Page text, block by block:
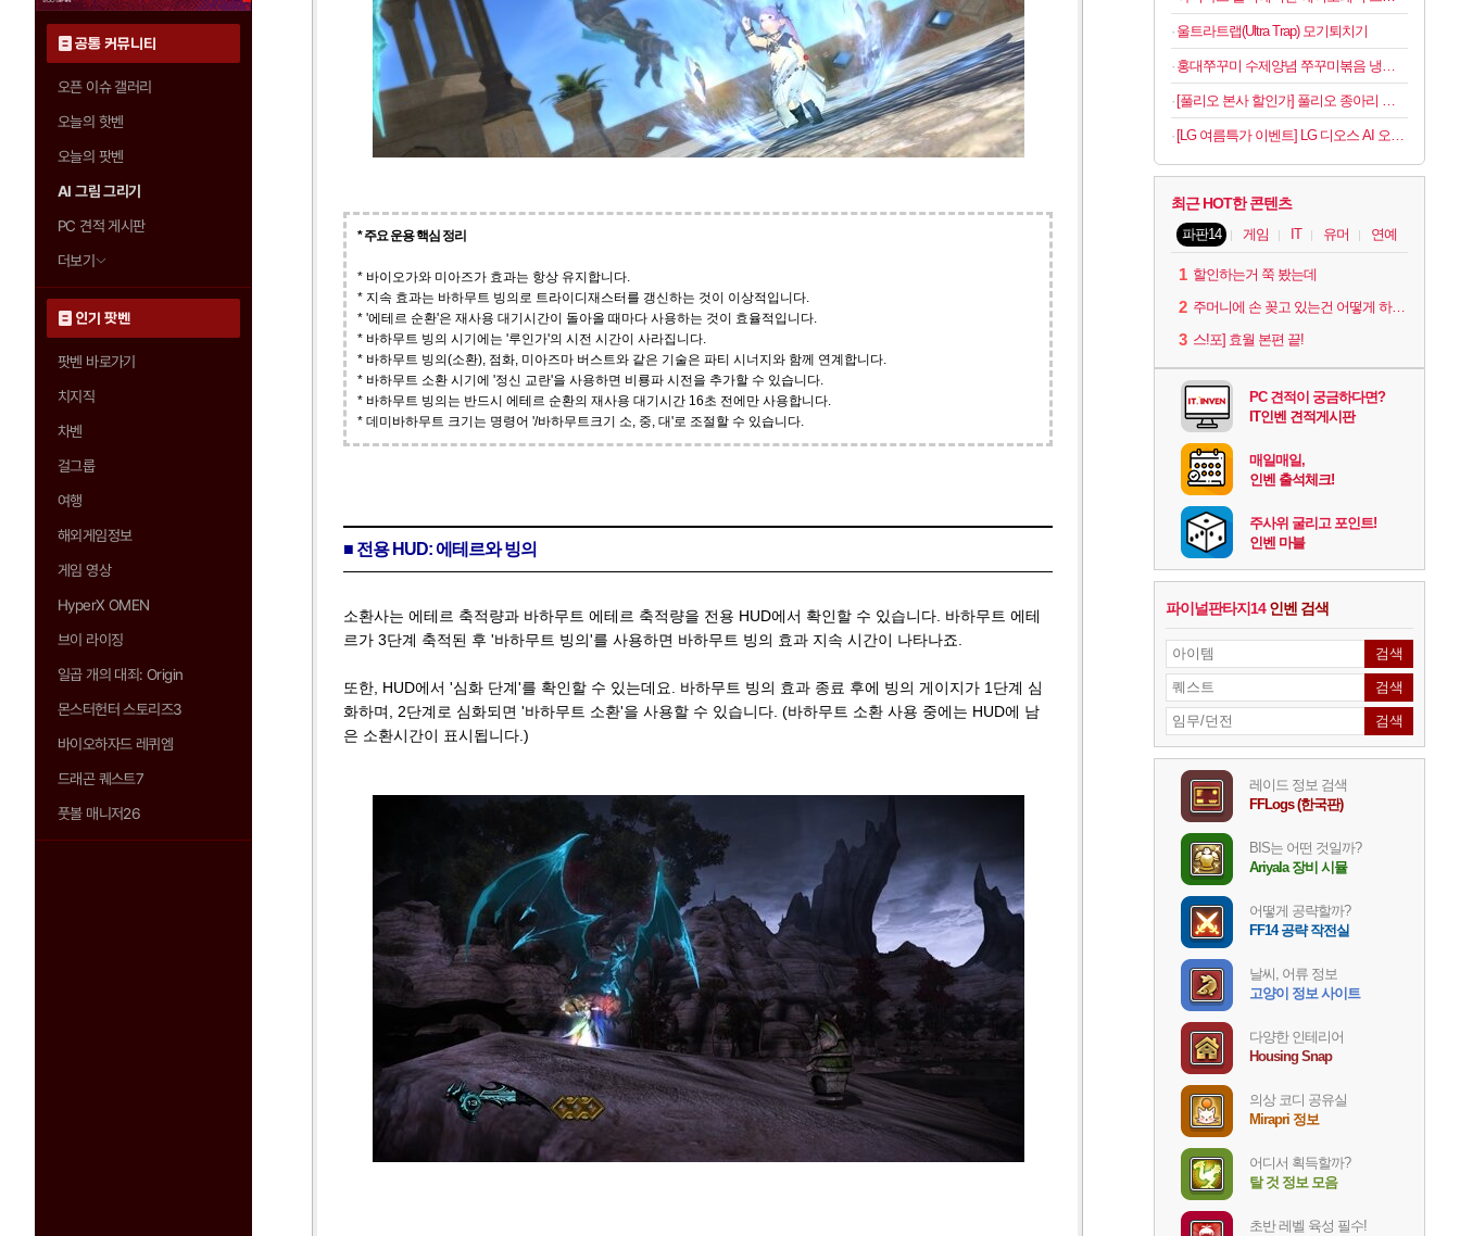
공통 커뮤니티
오픈 이슈 갤러리
오늘의 핫벤
오늘의 팟벤
AI 그림 그리기
PC 견적 게시판
더보기
인기 팟벤
팟벤 바로가기
치지직
차벤
걸그룹
여행
해외게임정보
게임 영상
HyperX OMEN
브이 라이징
일곱 개의 대죄: Origin
몬스터헌터 스토리즈3
바이오하자드 레퀴엠
드래곤 퀘스트7
풋볼 매니저26
* 주요 운용 핵심 정리
* 바이오가와 미아즈가 효과는 항상 유지합니다.
* 지속 효과는 바하무트 빙의로 트라이디재스터를 갱신하는 것이 이상적입니다.
* '에테르 순환'은 재사용 대기시간이 돌아올 때마다 사용하는 것이 효율적입니다.
* 바하무트 빙의 시기에는 '루인가'의 시전 시간이 사라집니다.
* 바하무트 빙의(소환), 점화, 미아즈마 버스트와 같은 기술은 파티 시너지와 함께 연계합니다.
* 바하무트 소환 시기에 '정신 교란'을 사용하면 비룡파 시전을 추가할 수 있습니다.
* 바하무트 빙의는 반드시 에테르 순환의 재사용 대기시간 16초 전에만 사용합니다.
* 데미바하무트 크기는 명령어 '/바하무트크기 소, 중, 대'로 조절할 수 있습니다.
■ 전용 HUD: 에테르와 빙의
소환사는 에테르 축적량과 바하무트 에테르 축적량을 전용 HUD에서 확인할 수 있습니다. 바하무트 에테
르가 3단계 축적된 후 '바하무트 빙의'를 사용하면 바하무트 빙의 효과 지속 시간이 나타나죠.
또한, HUD에서 '심화 단계'를 확인할 수 있는데요. 바하무트 빙의 효과 종료 후에 빙의 게이지가 1단계 심
화하며, 2단계로 심화되면 '바하무트 소환'을 사용할 수 있습니다. (바하무트 소환 사용 중에는 HUD에 남
은 소환시간이 표시됩니다.)
울트라트랩(Ultra Trap) 모기퇴치기
[LG 여름특가 이벤트] LG 디오스 AI 오브제컬렉션 양문형 매직스페이스 2도어 냉장고
최근 HOT한 콘텐츠
파판14 게임 IT 유머 연예
1 할인하는거 쭉 봤는데
2 주머니에 손 꽂고 있는건 어떻게 하는건가요?
3 스!포] 효월 본편 끝!
PC 견적이 궁금하다면?
IT인벤 견적게시판
매일매일,
인벤 출석체크!
주사위 굴리고 포인트!
인벤 마블
파이널판타지14인벤 검색
레이드 정보 검색
FFLogs (한국판)
BIS는 어떤 것일까?
Ariyala 장비 시뮬
어떻게 공략할까?
FF14 공략 작전실
날씨, 어류 정보
고양이 정보 사이트
다양한 인테리어
Housing Snap
의상 코디 공유실
Mirapri 정보
어디서 획득할까?
탈 것 정보 모음
초반 레벨 육성 필수!